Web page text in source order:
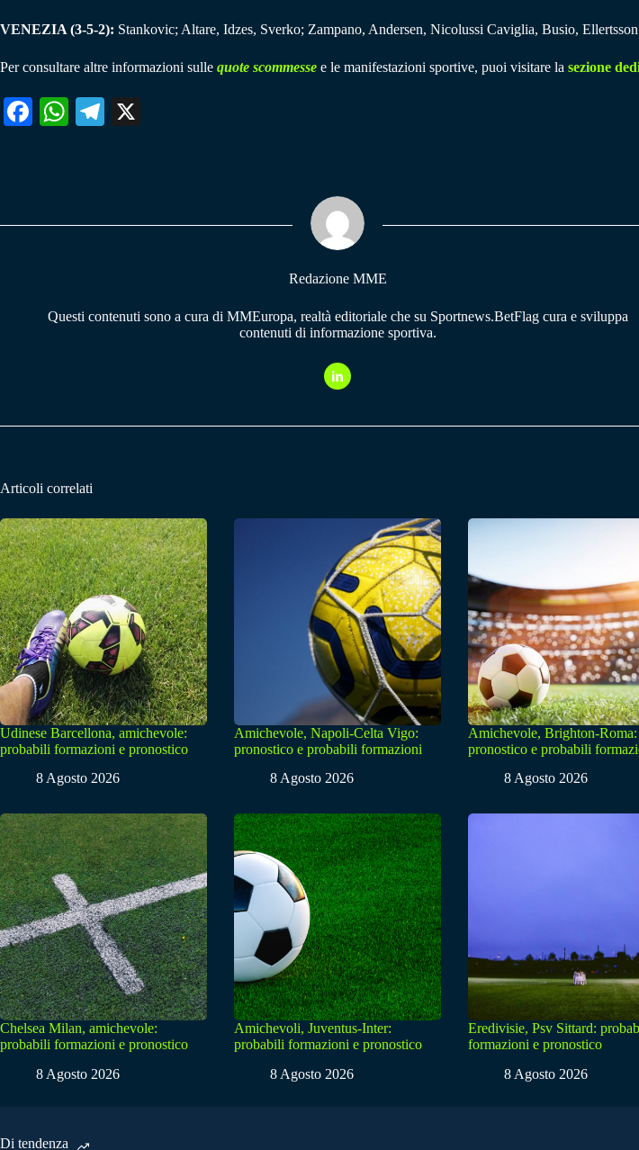
VENEZIA (3-5-2): Stankovic; Altare, Idzes, Sverko; Zampano, Andersen, Nicolussi Caviglia, Busio,
Per consultare altre informazioni sulle quote scommesse e le manifestazioni sportive, puoi visitare la sezione
Fa W
pp
Te
m
Redazione MME
Questi contenuti sono a cura di MMEuropa, realtà editoriale che su Sportnews.BetFlag cura e sviluppa
contenuti di informazione sportiva.
Articoli correlati
Udinese Barcellona, amichevole:
probabili formazioni e pronostico
8 Agosto 2026
Amichevole, Napoli-Celta Vigo:
pronostico e probabili formazioni
8 Agosto 2026
Amichevole, Brighton-Roma:
pronostico e probabili
8 Agosto 2026
Chelsea Milan, amichevole:
probabili formazioni e pronostico
8 Agosto 2026
Amichevoli, Juventus-Inter:
probabili formazioni e pronostico
8 Agosto 2026
Eredivisie, Psv Sittard:
formazioni e pronostico
8 Agosto 2026
Di tendenza